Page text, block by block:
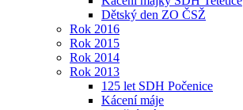
Dětský den ZO ČSŽ
Rok 2016
Rok 2015
Rok 2014
Rok 2013
125 let SDH Počenice
Kácení máje